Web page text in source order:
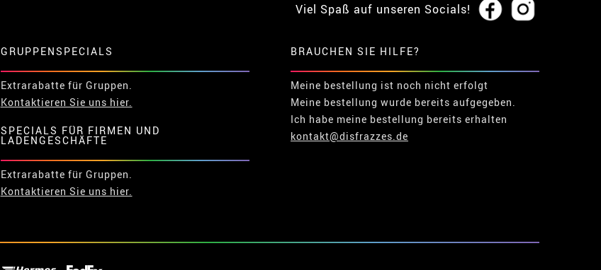
Viel Spaß auf unseren Socials!
GRUPPENSPECIALS
Extrarabatte für Gruppen.
Kontaktieren Sie uns hier.
SPECIALS FÜR FIRMEN UND
LADENGESCHÄFTE
Extrarabatte für Gruppen.
Kontaktieren Sie uns hier.
BRAUCHEN SIE HILFE?
Meine bestellung ist noch nicht erfolgt
Meine bestellung wurde bereits aufgegeben.
Ich habe meine bestellung bereits erhalten
kontakt@disfrazzes.de